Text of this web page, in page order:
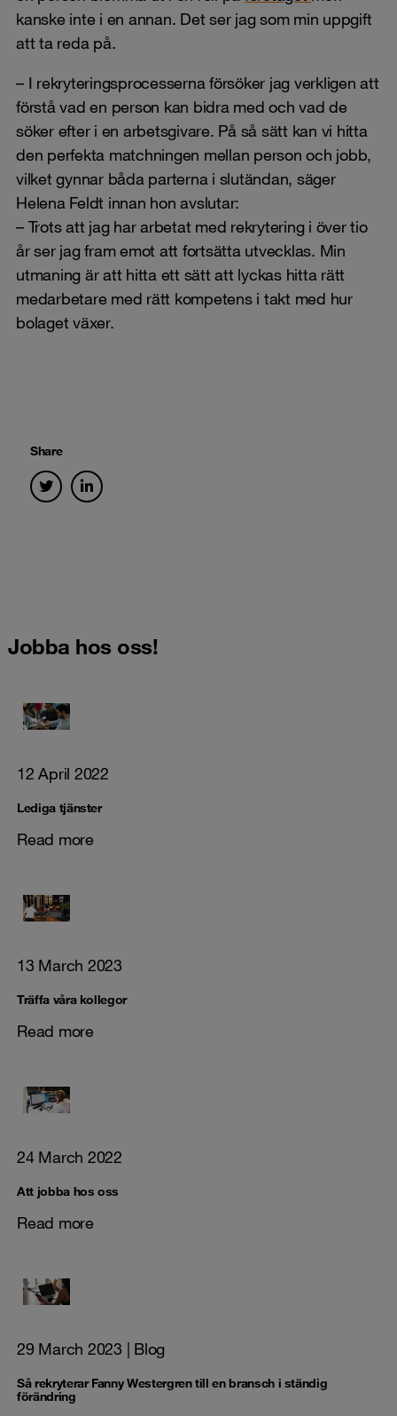
kanske inte i en annan. Det ser jag som min uppgift
att ta reda på.
– I rekryteringsprocesserna försöker jag verkligen att
förstå vad en person kan bidra med och vad de
söker efter i en arbetsgivare. På så sätt kan vi hitta
den perfekta matchningen mellan person och jobb,
vilket gynnar båda parterna i slutändan, säger
Helena Feldt innan hon avslutar:
– Trots att jag har arbetat med rekrytering i över tio
år ser jag fram emot att fortsätta utvecklas. Min
utmaning är att hitta ett sätt att lyckas hitta rätt
medarbetare med rätt kompetens i takt med hur
bolaget växer.
Share
Jobba hos oss!
12 April 2022
Lediga tjänster
Read more
13 March 2023
Träffa våra kollegor
Read more
24 March 2022
Att jobba hos oss
Read more
29 March 2023 | Blog
Så rekryterar Fanny Westergren till en bransch i ständig
förändring